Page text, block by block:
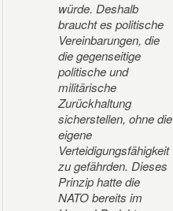
würde. Deshalb
braucht es politische
Vereinbarungen, die
die gegenseitige
politische und
militärische
Zurückhaltung
sicherstellen, ohne die
eigene
Verteidigungsfähigkeit
zu gefährden. Dieses
Prinzip hatte die
NATO bereits im